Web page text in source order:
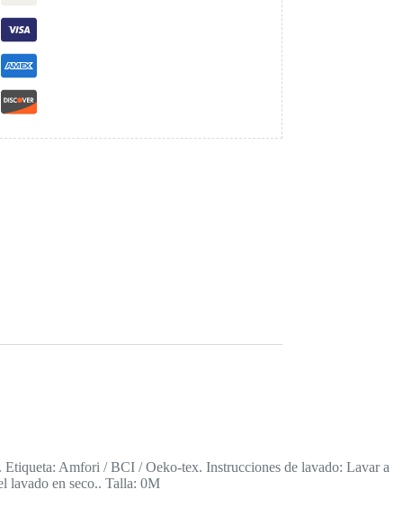
Amfori / BCI / Oeko-tex. Instrucciones de lavado: Lavar a
lavado en seco.. Talla: 0M